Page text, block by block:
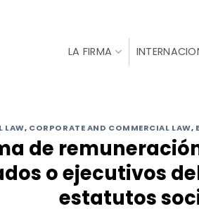
LA FIRMA
LAW, CORPORATE AND COMMERCIAL LAW,
de
o ejecutivos
estatutos